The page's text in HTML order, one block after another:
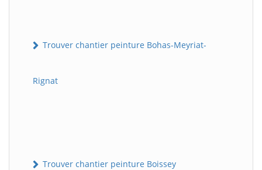
Trouver chantier peinture Bohas-Meyriat-
Rignat
Trouver chantier peinture Boissey